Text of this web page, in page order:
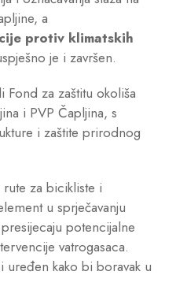
a
protiv klimatskih
je i završen.
Fond za zaštitu okoliša
i PVP Čapljina, s
i zaštite prirodnog
rute za bicikliste i
u sprječavanju
potencijalne
vatrogasaca.
uređen kako bi boravak u